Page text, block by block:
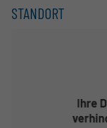
STANDORT